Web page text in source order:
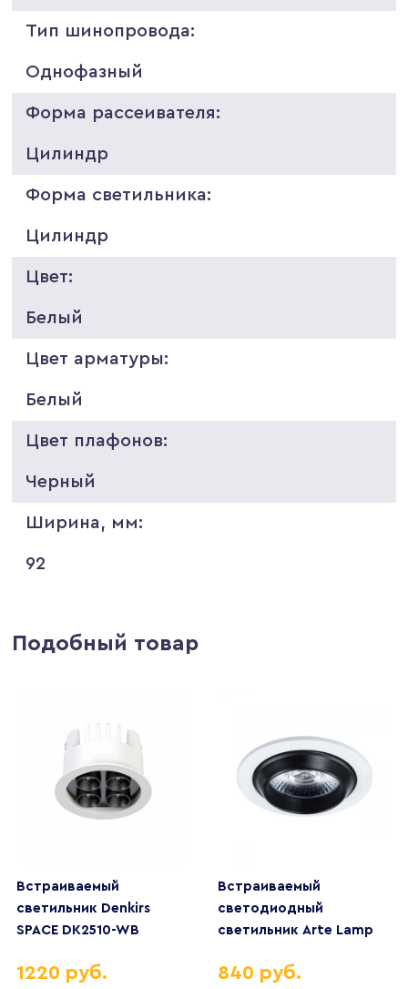
Тип шинопровода:
Однофазный
Форма рассеивателя:
Цилиндр
Форма светильника:
Цилиндр
Цвет:
Белый
Цвет арматуры:
Белый
Цвет плафонов:
Черный
Ширина, мм:
92
Подобный товар
Встраиваемый
светильник Denkirs
SPACE DK2510-WB
1220 руб.
Встраиваемый
светодиодный
светильник Arte Lamp
840 руб.